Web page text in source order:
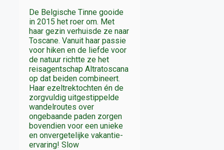
De Belgische Tinne gooide
in 2015 het roer om. Met
haar gezin verhuisde ze naar
Toscane. Vanuit haar passie
voor hiken en de liefde voor
de natuur richtte ze het
reisagentschap Altratoscana
op dat beiden combineert.
Haar ezeltrektochten én de
zorgvuldig uitgestippelde
wandelroutes over
ongebaande paden zorgen
bovendien voor een unieke
en onvergetelijke vakantie-
ervaring! Slow